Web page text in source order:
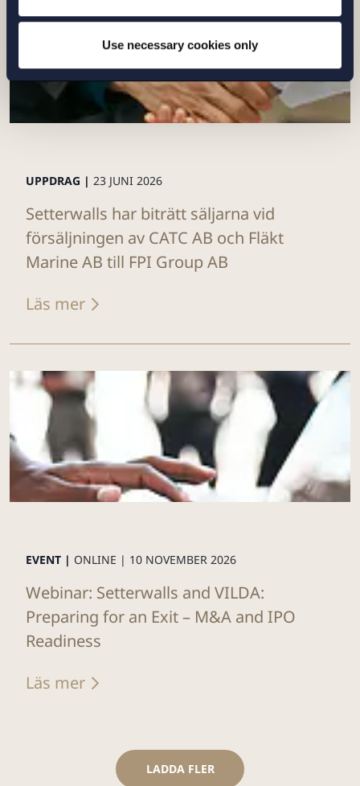
Use necessary cookies only
UPPDRAG | 23 JUNI 2026
Setterwalls har biträtt säljarna vid
försäljningen av CATC AB och Fläkt
Marine AB till FPI Group AB
Läs mer
EVENT | ONLINE | 10 NOVEMBER 2026
Webinar: Setterwalls and VILDA:
Preparing for an Exit – M&A and IPO
Readiness
Läs mer
LADDA FLER